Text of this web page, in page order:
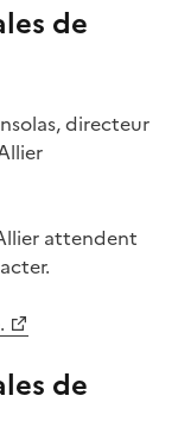
de
directeur
attendent
de